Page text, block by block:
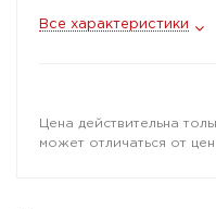
Все характеристики
Цена действительна
может отличаться от